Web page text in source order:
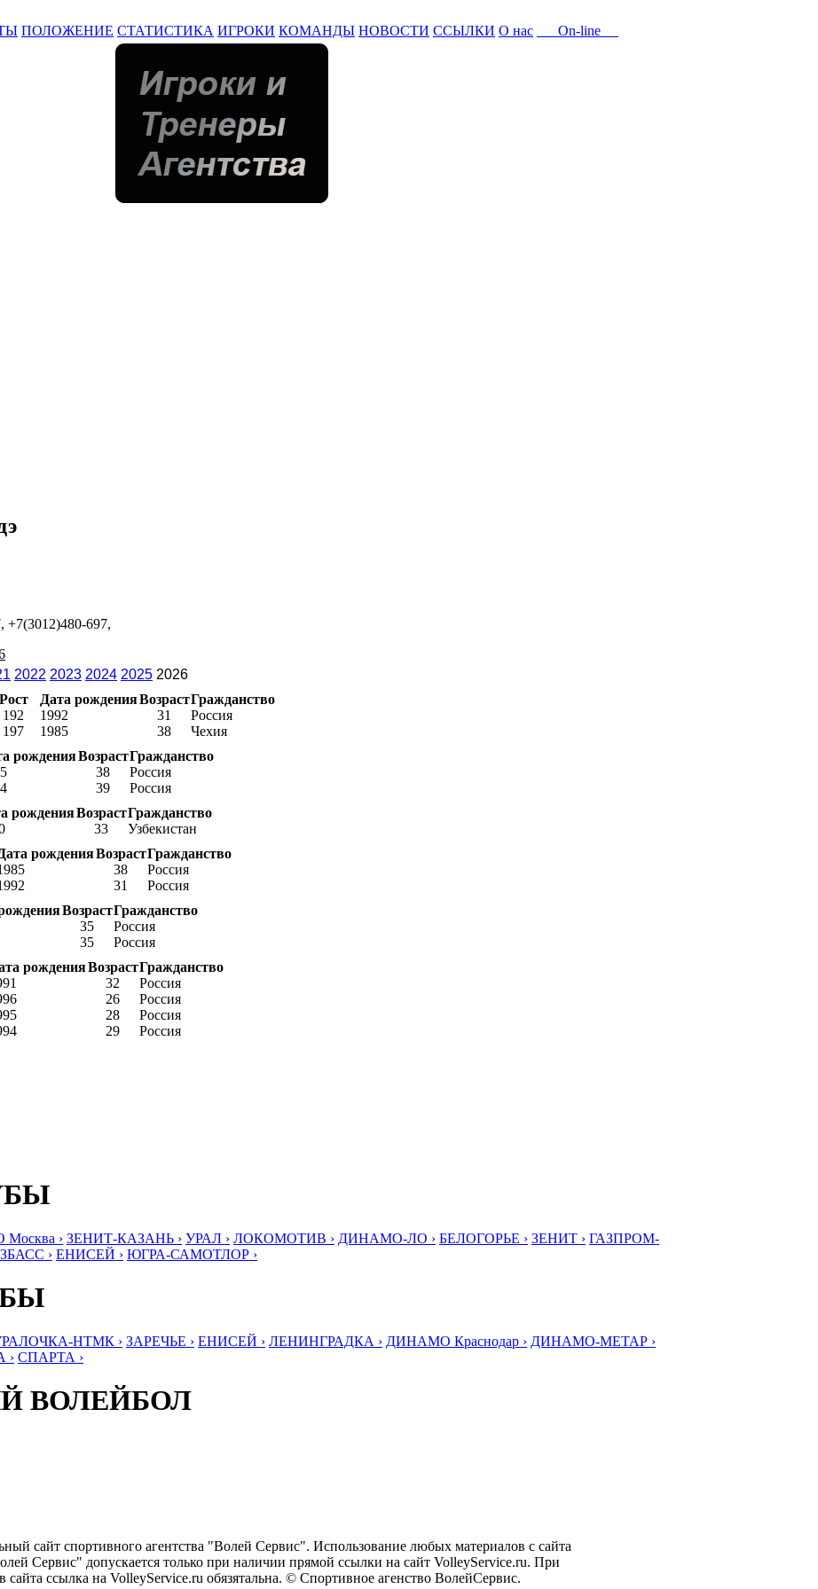
ПОЛОЖЕНИЕ СТАТИСТИКА ИГРОКИ КОМАНДЫ НОВОСТИ ССЫЛКИ О нас On-line
+7(3012)480-697,
2022 2023 2024 2025 2026
Рост Дата рожденияВозрастГражданство
192 1992 31
Россия
197 1985 38
Чехия
рожденияВозрастГражданство
38
Россия
39
Россия
рожденияВозрастГражданство
33
Узбекистан
рожденияВозрастГражданство
38
Россия
31
Россия
ВозрастГражданство
35
Россия
35
Россия
рожденияВозрастГражданство
32
Россия
26
Россия
28
Россия
29
Россия
› ЗЕНИТ-КАЗАНЬ › УРАЛ › ЛОКОМОТИВ › ДИНАМО-ЛО › БЕЛОГОРЬЕ › ЗЕНИТ › ГАЗПРОМ-
› ЕНИСЕЙ › ЮГРА-САМОТЛОР ›
НТМК › ЗАРЕЧЬЕ › ЕНИСЕЙ › ЛЕНИНГРАДКА › ДИНАМО Краснодар › ДИНАМО-МЕТАР ›
› СПАРТА ›
ВОЛЕЙБОЛ
сайт спортивного агентства "Волей Сервис". Использование любых материалов с сайта
Сервис" допускается только при наличии прямой ссылки на сайт VolleyService.ru. При
сайта ссылка на VolleyService.ru обязятальна. © Спортивное агенство ВолейСервис.